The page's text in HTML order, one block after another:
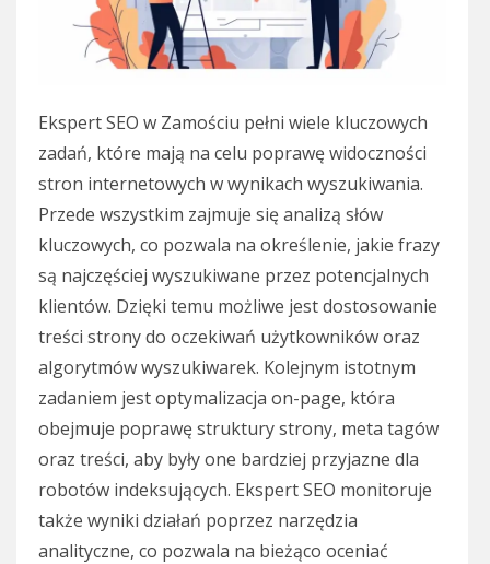
Ekspert SEO w Zamościu pełni wiele kluczowych
zadań, które mają na celu poprawę widoczności
stron internetowych w wynikach wyszukiwania.
Przede wszystkim zajmuje się analizą słów
kluczowych, co pozwala na określenie, jakie frazy
są najczęściej wyszukiwane przez potencjalnych
klientów. Dzięki temu możliwe jest dostosowanie
treści strony do oczekiwań użytkowników oraz
algorytmów wyszukiwarek. Kolejnym istotnym
zadaniem jest optymalizacja on-page, która
obejmuje poprawę struktury strony, meta tagów
oraz treści, aby były one bardziej przyjazne dla
robotów indeksujących. Ekspert SEO monitoruje
także wyniki działań poprzez narzędzia
analityczne, co pozwala na bieżąco oceniać